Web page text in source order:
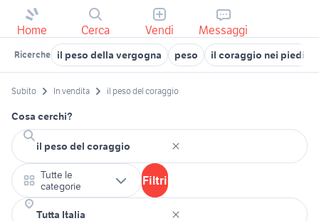
Home Cerca Vendi Messaggi
Ricerche il peso della vergogna peso il coraggio nei piedi
Subito In vendita il peso del coraggio
Cosa cerchi?
Tutte le
categorie
Filtri